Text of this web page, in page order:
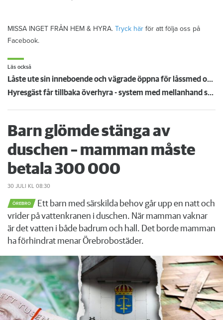
MISSA INGET FRÅN HEM & HYRA. Tryck här för att följa oss på
Facebook.
Läs också
Låste ute sin inneboende och vägrade öppna för låssmed och polis – vräks från lägenheten
Hyresgäst får tillbaka överhyra - system med mellanhand spricker
Barn glömde stänga av
duschen – mamman måste
betala 300 000
30 JULI KL 08:30
ÖREBRO
Ett barn med särskilda behov går upp en natt och
vrider på vattenkranen i duschen. När mamman vaknar
är det vatten i både badrum och hall. Det borde mamman
ha förhindrat menar Örebrobostäder.